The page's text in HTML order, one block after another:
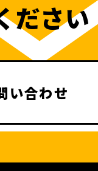
ださい
い合わせ